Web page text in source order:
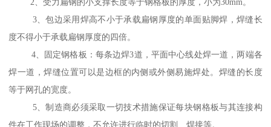
3、包边采用焊高不小于承载扁钢厚度的单面贴脚焊，焊缝长
度不得小于承载扁钢厚度的四倍。
4、固定钢格板：每条边焊3道，平面中心线处焊一道，两端各
焊一道，焊缝位置可以是边框的内侧或外侧易施焊处。焊缝的长度
等于网孔的宽度。
5、制造商必须采取一切技术措施保证每块钢格板与其连接构
件在工作现场的调整，不允许进行临时的切割、焊接等。